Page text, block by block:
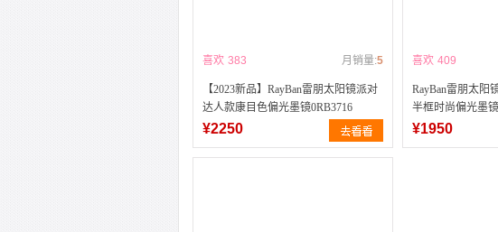
喜欢 383 月销量:5
【2023新品】RayBan雷朋太阳镜派对
达人款康目色偏光墨镜0RB3716
¥2250
喜欢 409
RayBan雷朋太阳
半框时尚偏光墨
¥1950